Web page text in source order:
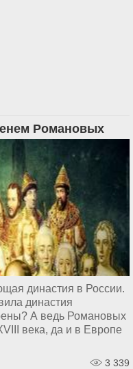
Романовых
династия в России.
династия
А ведь Романовых
века, да и в Европе
3 339